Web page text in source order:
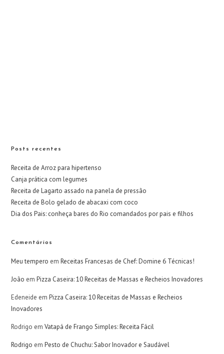
Posts recentes
Receita de Arroz para hipertenso
Canja prática com legumes
Receita de Lagarto assado na panela de pressão
Receita de Bolo gelado de abacaxi com coco
Dia dos Pais: conheça bares do Rio comandados por pais e filhos
Comentários
Meu tempero emReceitas Francesas de Chef: Domine 6 Técnicas!
João emPizza Caseira: 10 Receitas de Massas e Recheios Inovadores
Edeneide emPizza Caseira: 10 Receitas de Massas e Recheios
Inovadores
Rodrigo emVatapá de Frango Simples: Receita Fácil
Rodrigo emPesto de Chuchu: Sabor Inovador e Saudável